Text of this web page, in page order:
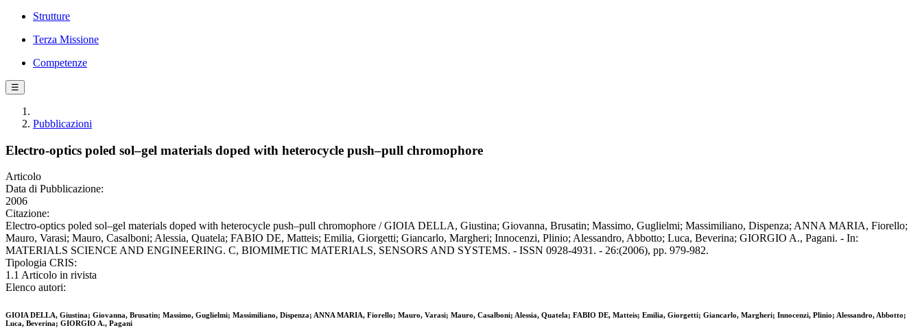
Strutture
Terza Missione
Competenze
☰
Pubblicazioni
Electro-optics poled sol–gel materials doped with heterocycle push–pull chromophore
Articolo
Data di Pubblicazione:
2006
Citazione:
Electro-optics poled sol–gel materials doped with heterocycle push–pull chromophore / GIOIA DELLA, Giustina; Giovanna, Brusatin; Massimo, Guglielmi; Massimiliano, Dispenza; ANNA MARIA, Fiorello;
Mauro, Varasi; Mauro, Casalboni; Alessia, Quatela; FABIO DE, Matteis; Emilia, Giorgetti; Giancarlo, Margheri; Innocenzi, Plinio; Alessandro, Abbotto; Luca, Beverina; GIORGIO A., Pagani. - In:
MATERIALS SCIENCE AND ENGINEERING. C, BIOMIMETIC MATERIALS, SENSORS AND SYSTEMS. - ISSN 0928-4931. - 26:(2006), pp. 979-982.
Tipologia CRIS:
1.1 Articolo in rivista
Elenco autori:
GIOIA DELLA, Giustina; Giovanna, Brusatin; Massimo, Guglielmi; Massimiliano, Dispenza; ANNA MARIA, Fiorello; Mauro, Varasi; Mauro, Casalboni; Alessia, Quatela; FABIO DE, Matteis; Emilia, Giorgetti; Giancarlo, Margheri; Innocenzi, Plinio; Alessandro, Abbotto;
Luca, Beverina; GIORGIO A., Pagani